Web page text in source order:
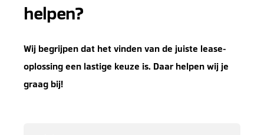
helpen?
Wij begrijpen dat het vinden van de juiste lease-
oplossing een lastige keuze is. Daar helpen wij je
graag bij!